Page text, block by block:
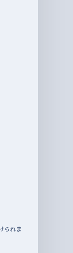
られま